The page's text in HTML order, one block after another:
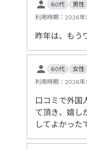
60代 男性
利用時期： 2026年
昨年は、もう
60代 女性
利用時期： 2026年
口コミで外国
て頂き、嬉し
してよかった